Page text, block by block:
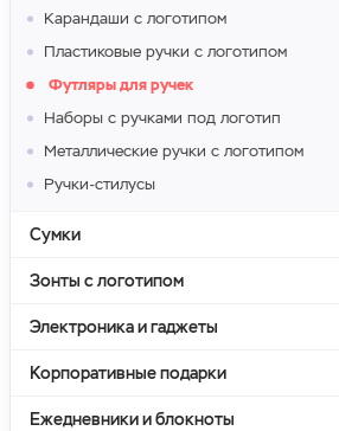
Карандаши с логотипом
Пластиковые ручки с логотипом
Футляры для ручек
Наборы с ручками под логотип
Металлические ручки с логотипом
Ручки-стилусы
Сумки
Зонты с логотипом
Электроника и гаджеты
Корпоративные подарки
Ежедневники и блокноты